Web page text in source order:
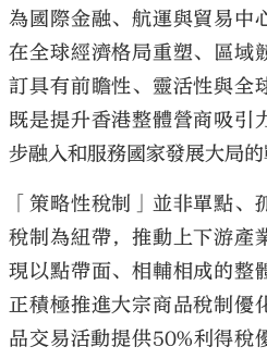
為國際金融、航運與貿易中
在全球經濟格局重塑、區域
訂具有前瞻性、靈活性與全
既是提升香港整體營商吸引
步融入和服務國家發展大局的
「策略性稅制」並非單點
稅制為紐帶，推動上下游產
現以點帶面、相輔相成的整
正積極推進大宗商品稅制優
品交易活動提供50%利得稅